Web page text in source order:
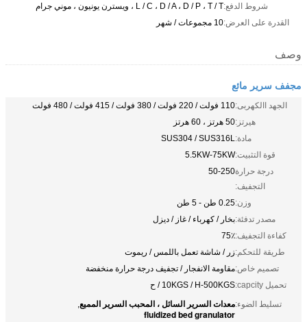
شروط الدفع:L / C ، D / A ، D / P ، T / T ، ويسترن يونيون ، موني جرام
القدرة على العرض:10 مجموعات / شهر
وصف
مجفف سرير مائع
الجهد االكهربى:110 فولت / 220 فولت / 380 فولت / 415 فولت / 480 فولت
هيرتز:50 هرتز ، 60 هرتز
مادة:SUS304 / SUS316L
قوة التثبيت:5.5KW-75KW
درجة حرارة
التجفيف:
50-250
وزن:0.25 طن - 5 طن
مصدر تدفئة:بخار / كهرباء / غاز / ديزل
كفاءة التجفيف:75٪
طريقة للتحكم:زر / شاشة تعمل باللمس / ريموت
تصميم خاص:مقاومة الانفجار / تجفيف درجة حرارة منخفضة
تحميل capcity:
10KGS / H-500KGS / ح
تسليط الضوء:معدات السرير السائل ، المحبب السرير المميع,
fluidized bed granulator